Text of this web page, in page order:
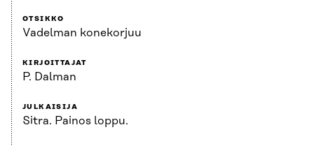
OTSIKKO
Vadelman konekorjuu
KIRJOITTAJAT
P. Dalman
JULKAISIJA
Sitra. Painos loppu.